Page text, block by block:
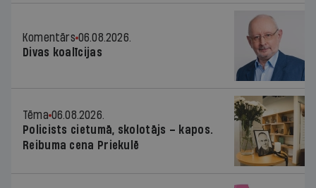
Komentārs 06.08.2026.
Divas koalīcijas
Tēma 06.08.2026.
Policists cietumā, skolotājs – kapos.
Reibuma cena Priekulē